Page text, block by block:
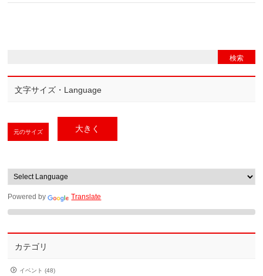
文字サイズ・Language
元のサイズ 大きく
Powered by Translate
カテゴリ
イベント (48)